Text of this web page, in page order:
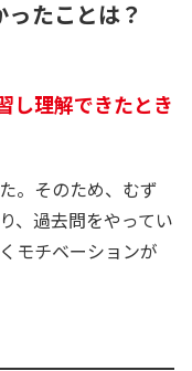
たことは？
し理解できたとき
。そのため、むず
、過去問をやってい
モチベーションが